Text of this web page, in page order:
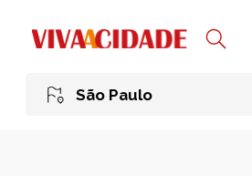
São Paulo